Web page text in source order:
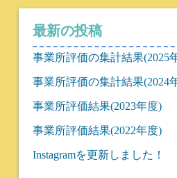
最新の投稿
事業所評価の集計結果(2025
事業所評価の集計結果(2024
事業所評価結果(2023年度)
事業所評価結果(2022年度)
Instagramを更新しました！